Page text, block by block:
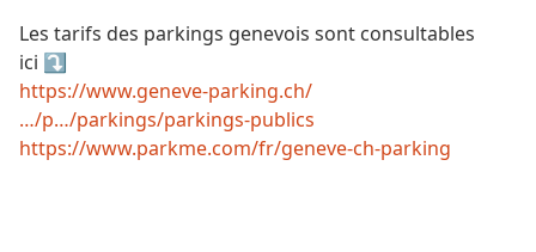
Les tarifs des parkings genevois sont consultables
ici ⤵️
https://www.geneve-parking.ch/
…/p…/parkings/parkings-publics
https://www.parkme.com/fr/geneve-ch-parking